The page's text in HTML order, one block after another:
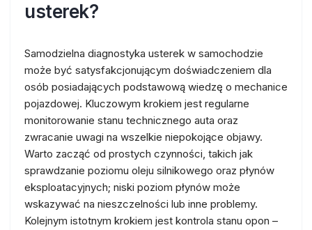
usterek?
Samodzielna diagnostyka usterek w samochodzie
może być satysfakcjonującym doświadczeniem dla
osób posiadających podstawową wiedzę o mechanice
pojazdowej. Kluczowym krokiem jest regularne
monitorowanie stanu technicznego auta oraz
zwracanie uwagi na wszelkie niepokojące objawy.
Warto zacząć od prostych czynności, takich jak
sprawdzanie poziomu oleju silnikowego oraz płynów
eksploatacyjnych; niski poziom płynów może
wskazywać na nieszczelności lub inne problemy.
Kolejnym istotnym krokiem jest kontrola stanu opon –